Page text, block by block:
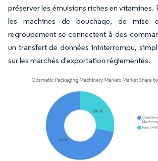
préserver les émulsions riches en vitamines.
les machines de bouchage, de mise
regroupement se connectent à des
un transfert de données ininterrompu,
sur les marchés d'exportation réglementés.